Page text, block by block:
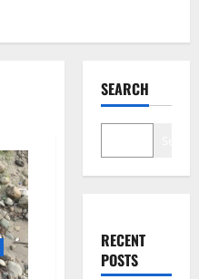
SEARCH
RECENT
POSTS